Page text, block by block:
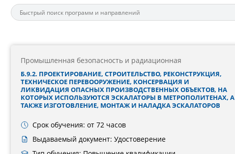
Промышленная безопасность и радиационная
Б.9.2. ПРОЕКТИРОВАНИЕ, СТРОИТЕЛЬСТВО, РЕКОНСТРУКЦИЯ,
ТЕХНИЧЕСКОЕ ПЕРЕВООРУЖЕНИЕ, КОНСЕРВАЦИЯ И
ЛИКВИДАЦИЯ ОПАСНЫХ ПРОИЗВОДСТВЕННЫХ ОБЪЕКТОВ, НА
КОТОРЫХ ИСПОЛЬЗУЮТСЯ ЭСКАЛАТОРЫ В МЕТРОПОЛИТЕНАХ, А
ТАКЖЕ ИЗГОТОВЛЕНИЕ, МОНТАЖ И НАЛАДКА ЭСКАЛАТОРОВ
Срок обучения: от 72 часов
Выдаваемый документ: Удостоверение